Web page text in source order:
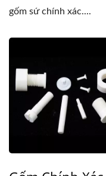
gốm sứ chính xác....